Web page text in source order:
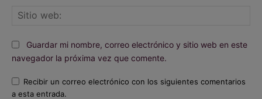
Guardar mi nombre, correo electrónico y sitio web en este
navegador la próxima vez que comente.
Recibir un correo electrónico con los siguientes comentarios
a esta entrada.